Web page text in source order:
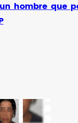
hombre que